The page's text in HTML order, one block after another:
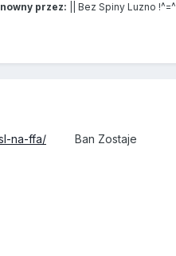
przez: || Bez Spiny Luzno !^=^
na-ffa/ Ban Zostaje